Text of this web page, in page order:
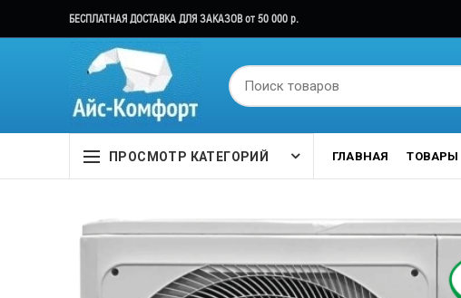
БЕСПЛАТНАЯ ДОСТАВКА ДЛЯ ЗАКАЗОВ от 50 000 р.
ПРОСМОТР КАТЕГОРИЙ ГЛАВНАЯ ТОВАРЫ